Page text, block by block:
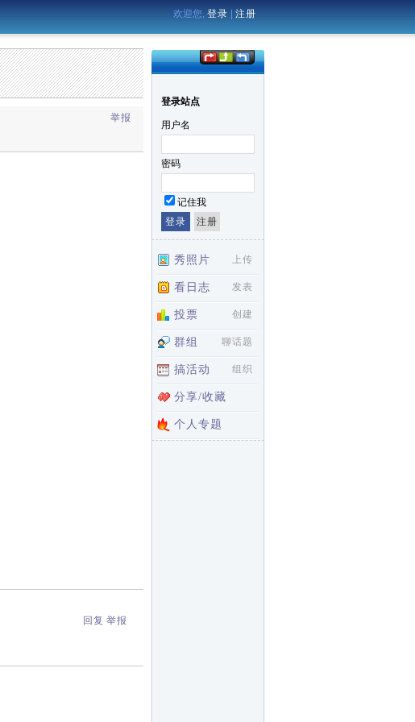
欢迎您, 登录 注册
举报
回复 举报
登录站点
用户名
密码
记住我
秀照片 上传
看日志 发表
投票 创建
群组 聊话题
搞活动 组织
分享/收藏
个人专题